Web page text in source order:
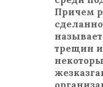
Причем
трещин и